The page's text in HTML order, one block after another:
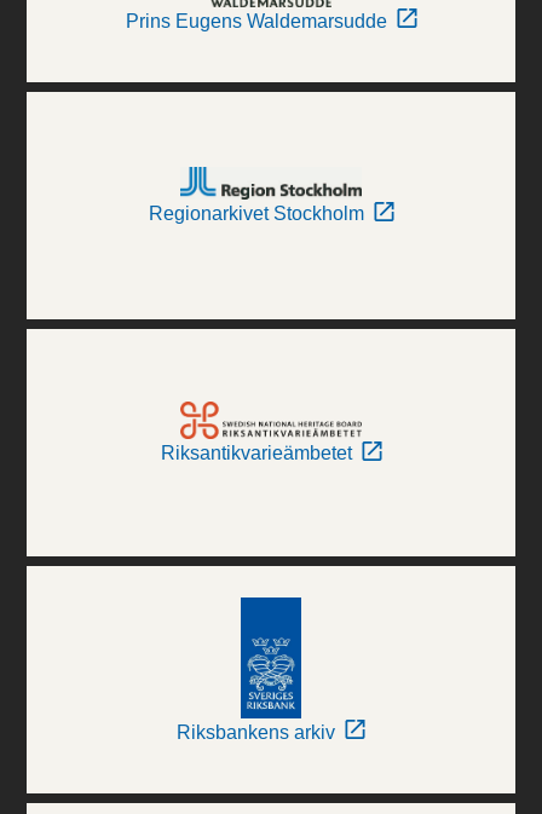
Prins Eugens Waldemarsudde
Regionarkivet Stockholm
Riksantikvarieämbetet
Riksbankens arkiv